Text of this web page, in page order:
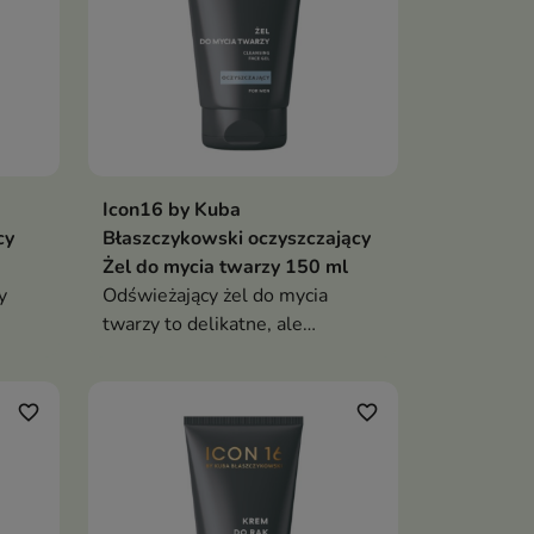
Icon16 by Kuba
Błaszczykowski oczyszczający
Żel do mycia twarzy 150 ml
Odświeżający żel do mycia
twarzy to delikatne, ale
nadmiar sebum, jednocześnie
dbając o nawilżenie i komfort
favorite_border favorite_border